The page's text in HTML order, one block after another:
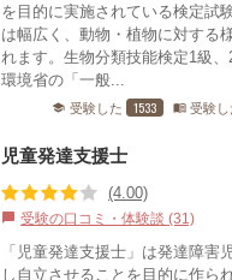
を目的に実施されている検定試
は幅広く、動物・植物に対する
れます。生物分類技能検定1級、
環境省の「一般...
school 受験した 1533 menu_book 受験
児童発達支援士
(4.00)
chat_bubble 受験の口コミ・体験談 (31)
「児童発達支援士」は発達障害
し自立させることを目的に作ら